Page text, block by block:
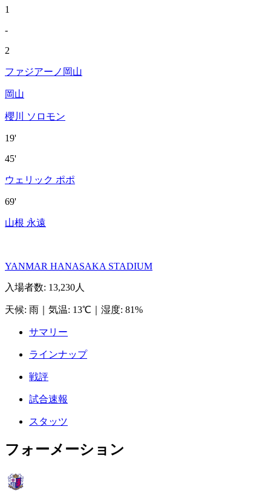
1
-
2
ファジアーノ岡山
岡山
櫻川 ソロモン
19'
45'
ウェリック ポポ
69'
山根 永遠
YANMAR HANASAKA STADIUM
入場者数: 13,230人
天候: 雨 気温: 13℃ 湿度: 81%
サマリー
ラインナップ
戦評
試合速報
スタッツ
フォーメーション